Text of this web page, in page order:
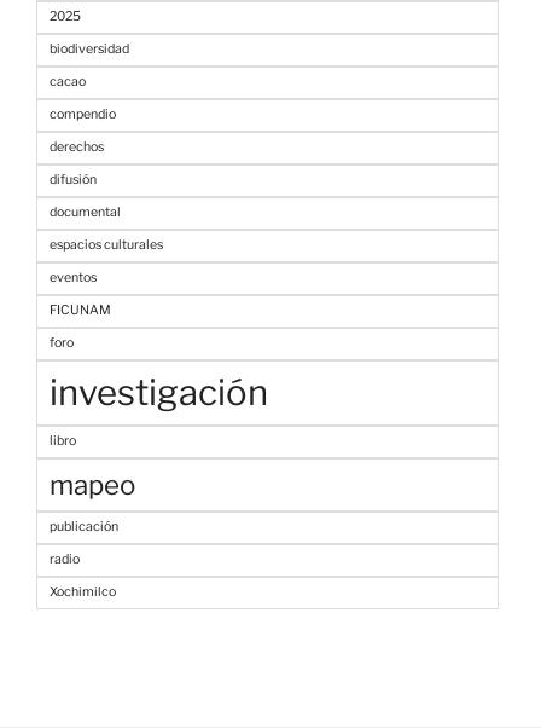
2025
biodiversidad
cacao
compendio
derechos
difusión
documental
espacios culturales
eventos
FICUNAM
foro
investigación
libro
mapeo
publicación
radio
Xochimilco